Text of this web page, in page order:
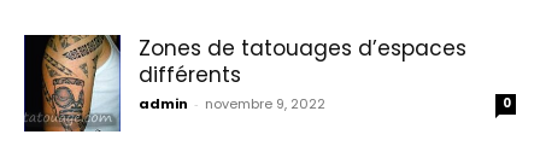
Zones de tatouages d’espaces
différents
admin - novembre 9, 2022 0